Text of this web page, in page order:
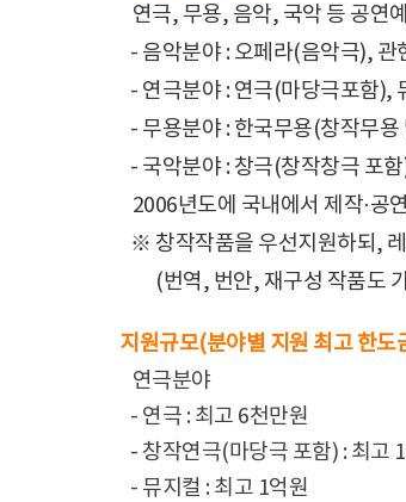
연극, 무용, 음악, 국악 등 공연
- 음악분야 : 오페라(음악극),
- 연극분야 : 연극(마당극포함),
- 무용분야 : 한국무용(창작무용
- 국악분야 : 창극(창작창극 포
2006년도에 국내에서 제작·공
※ 창작작품을 우선지원하되,
(번역, 번안, 재구성 작품도
지원규모(분야별 지원 최고 한도
연극분야
- 연극 : 최고 6천만원
- 창작연극(마당극 포함) : 최고
- 뮤지컬 : 최고 1억원